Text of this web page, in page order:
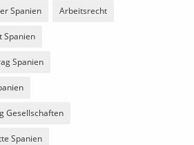
Spanien Arbeitsrecht
Spanien
Spanien
Gesellschaften
Spanien